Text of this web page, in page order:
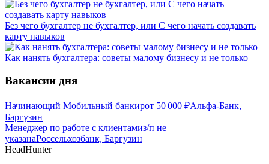
Без чего бухгалтер не бухгалтер, или С чего начать создавать
карту навыков
Как нанять бухгалтера: советы малому бизнесу и не только
Вакансии дня
Начинающий Мобильный банкирот 50 000 ₽Альфа-Банк,
Баргузин
Менеджер по работе с клиентамиз/п не
указанаРоссельхозбанк, Баргузин
HeadHunter